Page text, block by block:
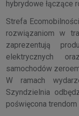
hybrydowe łączące
Strefa
rozwiązaniom w
zaprezentują
elektrycznych
samochodów
W ramach
Szyndzielnia
poświęcona